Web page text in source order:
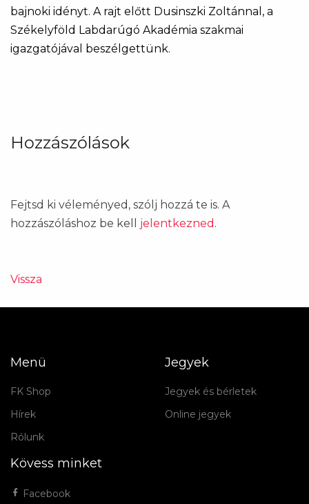
bajnoki idényt. A rajt előtt Dusinszki Zoltánnal, a
Székelyföld Labdarúgó Akadémia szakmai
igazgatójával beszélgettünk.
Hozzászólások
Fejtsd ki véleményed, szólj hozzá te is. A
hozzászóláshoz be kell jelentkezned .
Vissza
Menü
FK Shop
Hírek
Rólunk
Jegyek
Jegyek és bérletek
Online jegyek
Kövess minket
Facebook